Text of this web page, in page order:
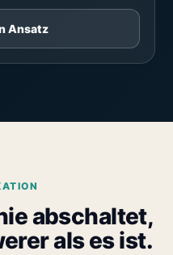
Ansatz
abschaltet,
als es ist.